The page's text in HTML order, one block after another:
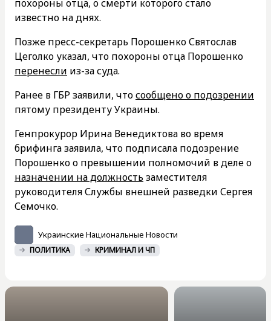
похороны отца, о смерти которого стало
известно на днях.
Позже пресс-секретарь Порошенко Святослав
Цеголко указал, что похороны отца Порошенко
перенесли из-за суда.
Ранее в ГБР заявили, чтосообщено о подозрении
пятому президенту Украины.
Генпрокурор Ирина Венедиктова во время
брифинга заявила, что подписала подозрение
Порошенко о превышении полномочий в деле о
назначении на должность заместителя
руководителя Службы внешней разведки Сергея
Семочко.
Украинские Национальные Новости
ПОЛИТИКА КРИМИНАЛ И ЧП